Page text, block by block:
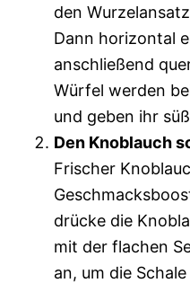
den
Dann horizontal
anschließend
Würfel werden
und geben ihr
Den Knoblauch
Frischer
drücke die
mit der flachen
an, um die